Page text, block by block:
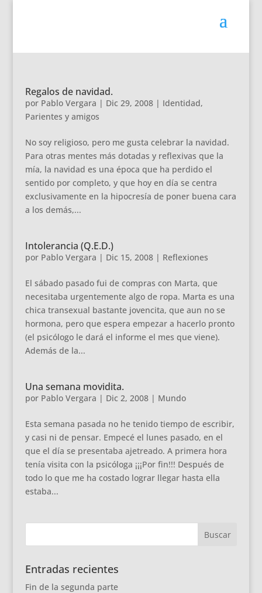
Regalos de navidad.
por Pablo Vergara | Dic 29, 2008| Identidad,
Parientes y amigos
No soy religioso, pero me gusta celebrar la navidad.
Para otras mentes más dotadas y reflexivas que la
mía, la navidad es una época que ha perdido el
sentido por completo, y que hoy en día se centra
exclusivamente en la hipocresía de poner buena cara
a los demás,...
Intolerancia (Q.E.D.)
por Pablo Vergara | Dic 15, 2008| Reflexiones
El sábado pasado fui de compras con Marta, que
necesitaba urgentemente algo de ropa. Marta es una
chica transexual bastante jovencita, que aun no se
hormona, pero que espera empezar a hacerlo pronto
(el psicólogo le dará el informe el mes que viene).
Además de la...
Una semana movidita.
por Pablo Vergara | Dic 2, 2008| Mundo
Esta semana pasada no he tenido tiempo de escribir,
y casi ni de pensar. Empecé el lunes pasado, en el
que el día se presentaba ajetreado. A primera hora
tenía visita con la psicóloga ¡¡¡Por fin!!! Después de
todo lo que me ha costado lograr llegar hasta ella
estaba...
Entradas recientes
Fin de la segunda parte